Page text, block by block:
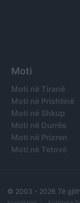
Moti
Moti në Tiranë
Moti në Prishtinë
Moti në Shkup
Moti në Durrës
Moti në Prizren
Moti në Tetovë
© 2003 - 2026 Të